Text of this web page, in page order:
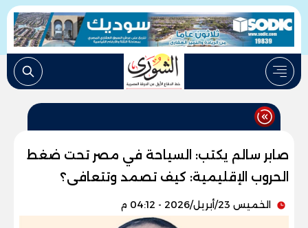
صابر سالم يكتب: السياحة في مصر تحت ضغط
الحروب الإقليمية: كيف تصمد وتتعافى؟
الخميس 23/أبريل/2026 - 04:12 م